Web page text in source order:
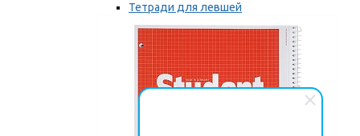
Тетради для левшей
Точилки для левшей
Мы рекомендуем